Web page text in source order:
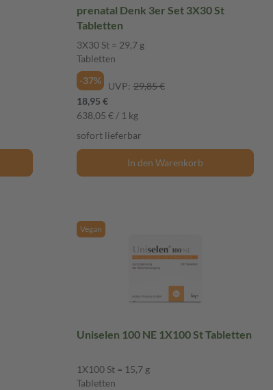
prenatal Denk 3er Set 3X30 St
Tabletten
3X30 St = 29,7 g
Tabletten
-37%
UVP: 29,85 €
18,95 €
638,05 € / 1 kg
sofort lieferbar
In den Warenkorb
Vegan
Uniselen 100 NE 1X100 St Tabletten
1X100 St = 15,7 g
Tabletten